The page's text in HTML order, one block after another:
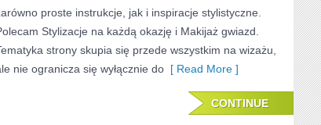
proste instrukcje, jak i inspiracje stylistyczne.
Stylizacje na każdą okazję i Makijaż gwiazd.
strony skupia się przede wszystkim na wizażu,
nie ogranicza się wyłącznie do [ Read More ]
CONTINUE